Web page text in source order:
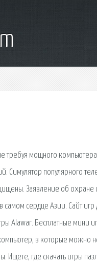
требуя мощного
популярного
Заявление об
сердце Азии. Сайт игр
Alawar. Бесплатные мини
в которые можно
Ищете, где скачать игры